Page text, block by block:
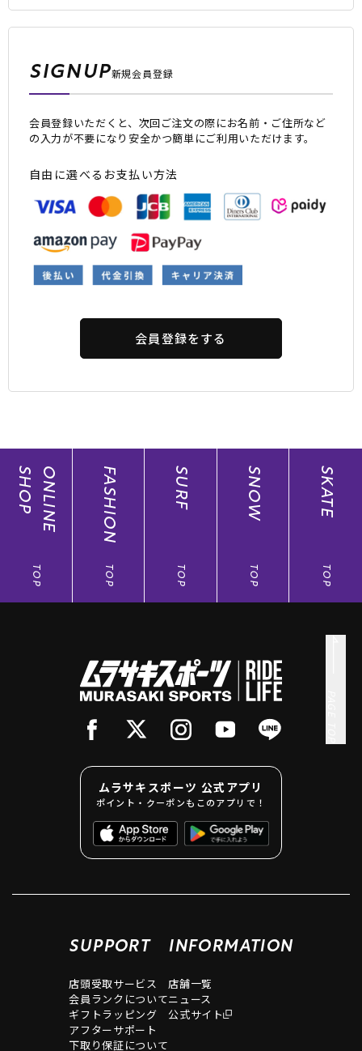
ムラサキスポーツ 公式アプリ
ポイント・クーポンもこのアプリで！
SIGNUP新規会員登録
会員登録いただくと、次回ご注文の際にお名前・ご住所など
の入力が不要になり安全かつ簡単にご利用いただけます。
自由に選べるお支払い方法
会員登録をする
ONLINE
SHOP
TOP
FASHION
TOP
SURF
TOP
SNOW
TOP
SKATE
TOP
ムラサキスポーツ 公式アプリ
ポイント・クーポンもこのアプリで！
SUPPORT
店頭受取サービス
会員ランクについて
ギフトラッピング
アフターサポート
下取り保証について
INFORMATION
店舗一覧
ニュース
公式サイト